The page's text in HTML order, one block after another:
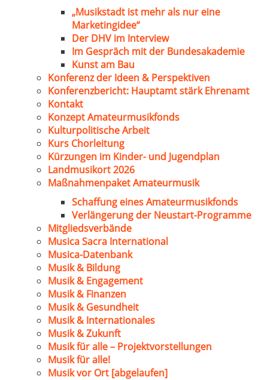
„Musikstadt ist mehr als nur eine
Marketingidee“
Der DHV im Interview
Im Gespräch mit der Bundesakademie
Kunst am Bau
Konferenz der Ideen & Perspektiven
Konferenzbericht: Hauptamt stärk Ehrenamt
Kontakt
Konzept Amateurmusikfonds
Kulturpolitische Arbeit
Kurs Chorleitung
Kürzungen im Kinder- und Jugendplan
Landmusikort 2026
Maßnahmenpaket Amateurmusik
Schaffung eines Amateurmusikfonds
Verlängerung der Neustart-Programme
Mitgliedsverbände
Musica Sacra International
Musica-Datenbank
Musik & Bildung
Musik & Engagement
Musik & Finanzen
Musik & Gesundheit
Musik & Internationales
Musik & Zukunft
Musik für alle – Projektvorstellungen
Musik für alle!
Musik vor Ort [abgelaufen]